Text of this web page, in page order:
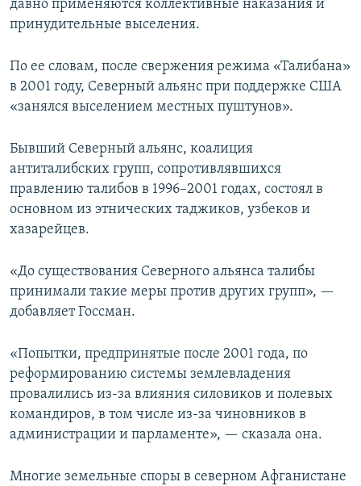
давно применяются коллективные наказания и
принудительные выселения.
По ее словам, после свержения режима «Талибана»
в 2001 году, Северный альянс при поддержке США
«занялся выселением местных пуштунов».
Бывший Северный альянс, коалиция
антиталибских групп, сопротивлявшихся
правлению талибов в 1996–2001 годах, состоял в
основном из этнических таджиков, узбеков и
хазарейцев.
«До существования Северного альянса талибы
принимали такие меры против других групп», —
добавляет Госсман.
«Попытки, предпринятые после 2001 года, по
реформированию системы землевладения
провалились из-за влияния силовиков и полевых
командиров, в том числе из-за чиновников в
администрации и парламенте», — сказала она.
Многие земельные споры в северном Афганистане